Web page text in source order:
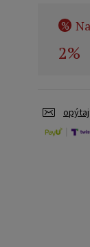
%
2%